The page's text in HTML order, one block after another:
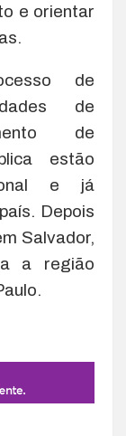
e orientar
de
de
de
estão
e já
Depois
Salvador,
a região